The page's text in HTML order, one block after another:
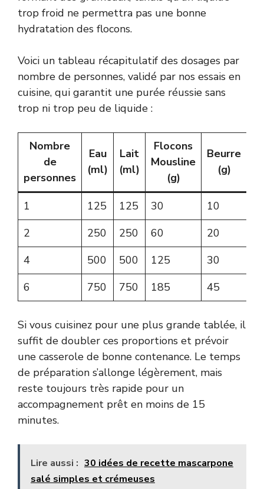
trop froid ne permettra pas une bonne
hydratation des flocons.
Voici un tableau récapitulatif des dosages par
nombre de personnes, validé par nos essais en
cuisine, qui garantit une purée réussie sans
trop ni trop peu de liquide :
Nombre
de
personnes
Eau
(ml)
Lait
(ml)
Flocons
Mousline
(g)
Beurre
(g)
1
125 125 30 10
2
250 250 60 20
4
500 500 125 30
6
750 750 185 45
Si vous cuisinez pour une plus grande tablée, il
suffit de doubler ces proportions et prévoir
une casserole de bonne contenance. Le temps
de préparation s’allonge légèrement, mais
reste toujours très rapide pour un
accompagnement prêt en moins de 15
minutes.
Lire aussi : 30 idées de recette mascarpone
salé simples et crémeuses